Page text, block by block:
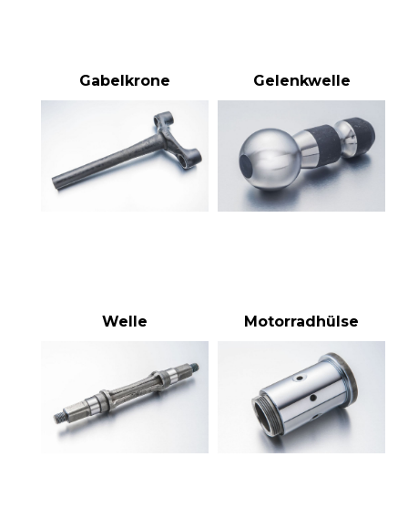
Gabelkrone Gelenkwelle
Welle Motorradhülse